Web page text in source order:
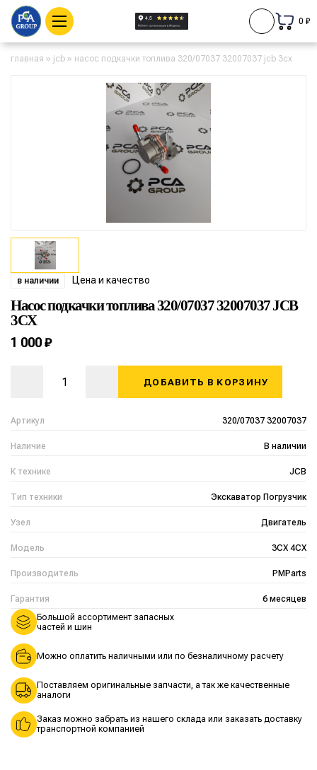
0 ₽
главная » jcb » насос подкачки топлива 320/07037 32007037 jcb 3cx
в наличии Цена и качество
Насос подкачки топлива 320/07037 32007037 JCB
3CX
Артикул 320/07037 32007037
Наличие В наличии
К технике JCB
Тип техники Экскаватор Погрузчик
Узел Двигатель
Модель 3CX 4CX
Производитель PMParts
Гарантия 6 месяцев
1 000 ₽
ДОБАВИТЬ В КОРЗИНУ
Большой ассортимент запасных
частей и шин
Можно оплатить наличными или по безналичному расчету
Поставляем оригинальные запчасти, а так же качественные
аналоги
Заказ можно забрать из нашего склада или заказать доставку
транспортной компанией